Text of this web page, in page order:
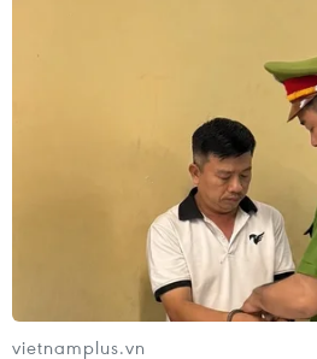
#Tin tức thời sự
#Thời sự
#Tội phạm
#Hình sự
#Pháp luật
#An ninh xã hội
#Chính trị
#Plus
vietnamplus.vn